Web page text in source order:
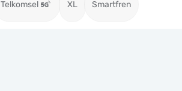
Telkomsel XL Smartfren